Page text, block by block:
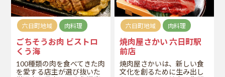
六日町地域 肉料理
ごちそうお肉 ビストロ
くう海
100種類の肉を食べてきた肉
を愛する店主が選び抜いた
六日町地域 肉料理
焼肉屋さかい 六日町駅
前店
焼肉屋さかいは、新しい食
文化を創るために生み出し